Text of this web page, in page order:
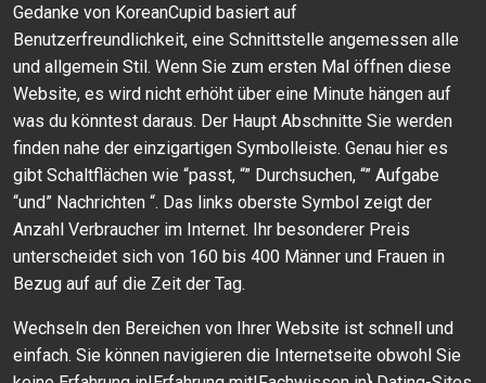
Gedanke von KoreanCupid basiert auf
Benutzerfreundlichkeit, eine Schnittstelle angemessen alle
und allgemein Stil. Wenn Sie zum ersten Mal öffnen diese
Website, es wird nicht erhöht über eine Minute hängen auf
was du könntest daraus. Der Haupt Abschnitte Sie werden
finden nahe der einzigartigen Symbolleiste. Genau hier es
gibt Schaltflächen wie “passt, “” Durchsuchen, “” Aufgabe
“und” Nachrichten “. Das links oberste Symbol zeigt der
Anzahl Verbraucher im Internet. Ihr besonderer Preis
unterscheidet sich von 160 bis 400 Männer und Frauen in
Bezug auf auf die Zeit der Tag.
Wechseln den Bereichen von Ihrer Website ist schnell und
einfach. Sie können navigieren die Internetseite obwohl Sie